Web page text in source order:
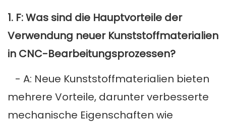
1. F: Was sind die Hauptvorteile der
Verwendung neuer Kunststoffmaterialien
in CNC-Bearbeitungsprozessen?
- A: Neue Kunststoffmaterialien bieten
mehrere Vorteile, darunter verbesserte
mechanische Eigenschaften wie